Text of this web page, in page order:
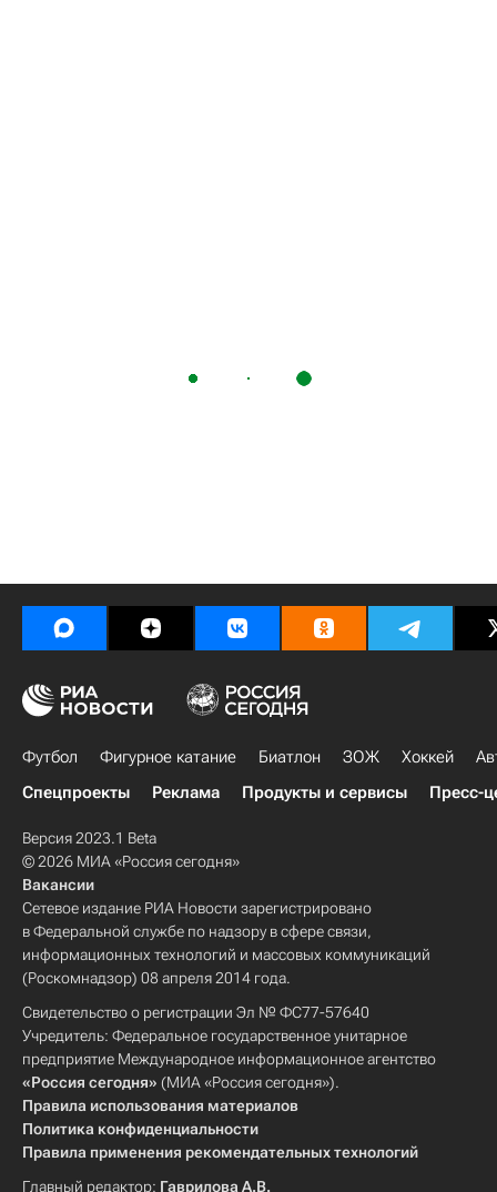
Футбол Фигурное катание Биатлон ЗОЖ Хоккей
Спецпроекты
Реклама Продукты и сервисы Пресс-
Версия 2023.1 Beta
© 2026 МИА «Россия сегодня»
Вакансии
Сетевое издание РИА Новости зарегистрировано
в Федеральной службе по надзору в сфере связи,
информационных технологий и массовых коммуникаций
(Роскомнадзор) 08 апреля 2014 года.
Свидетельство о регистрации Эл № ФС77-57640
Учредитель: Федеральное государственное унитарное
предприятие Международное информационное агентство
«Россия сегодня» (МИА «Россия сегодня»).
Правила использования материалов
Политика конфиденциальности
Правила применения рекомендательных технологий
Главный редактор: Гаврилова А.В.